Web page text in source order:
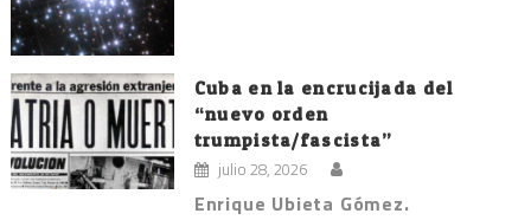
Cuba en la encrucijada del
“nuevo orden
trumpista/fascista”
julio 28, 2026
Enrique Ubieta Gómez.